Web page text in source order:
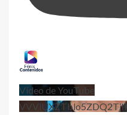
Vídeo de YouTube